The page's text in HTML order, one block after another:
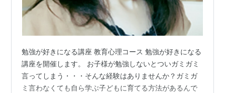
勉強が好きになる講座 教育心理コース 勉強が好きになる
講座を開催します。 お子様が勉強しないとついガミガミ
言ってしまう・・・そんな経験はありませんか？ガミガ
ミ言わなくても自ら学ぶ子どもに育てる方法があるんで